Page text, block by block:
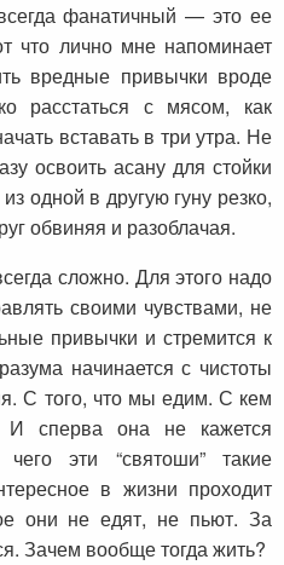
фанатичный — это ее
что лично мне напоминает
вредные привычки вроде
расстаться с мясом, как
вставать в три утра. Не
освоить асану для стойки
одной в другую гуну резко,
обвиняя и разоблачая.
сложно. Для этого надо
своими чувствами, не
привычки и стремится к
начинается с чистоты
С того, что мы едим. С кем
сперва она не кажется
эти “святоши” такие
в жизни проходит
они не едят, не пьют. За
Зачем вообще тогда жить?